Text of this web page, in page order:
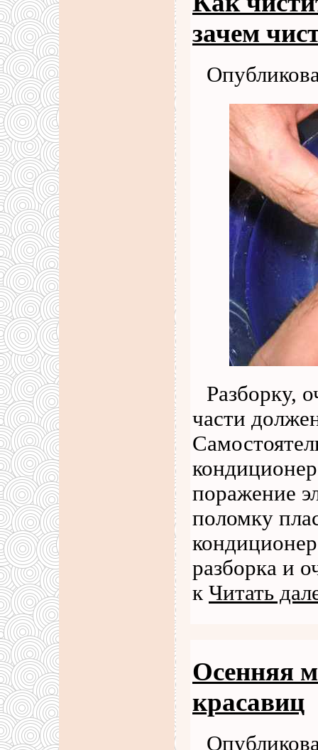
зачем
Разборку,
части
поражение
поломку
разборка и
к Читать
Осенняя
красавиц